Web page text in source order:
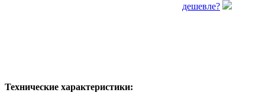
дешевле?
Технические характеристики: